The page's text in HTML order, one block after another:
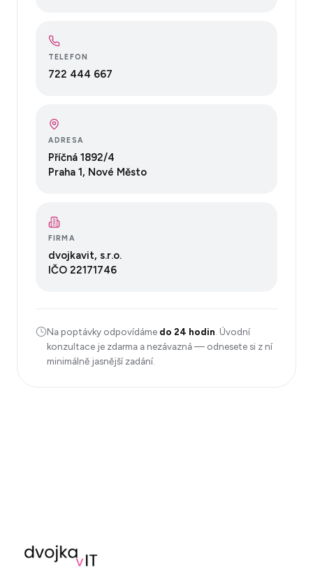
TELEFON
722 444 667
ADRESA
Příčná 1892/4
Praha 1, Nové Město
FIRMA
dvojkavit, s.r.o.
IČO 22171746
Na poptávky odpovídáme do 24 hodin . Úvodní
konzultace je zdarma a nezávazná — odnesete si z ní
minimálně jasnější zadání.